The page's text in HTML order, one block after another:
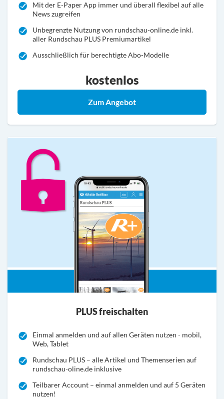
Mit der E-Paper App immer und überall flexibel auf alle
News zugreifen
Unbegrenzte Nutzung von rundschau-online.de inkl.
aller Rundschau PLUS Premiumartikel
Ausschließlich für berechtigte Abo-Modelle
kostenlos
Zum AngebotE-Paper & PLUS
PLUS freischalten
Einmal anmelden und auf allen Geräten nutzen - mobil,
Web, Tablet
Rundschau PLUS – alle Artikel und Themenserien auf
rundschau-oline.de inklusive
Teilbarer Account – einmal anmelden und auf 5 Geräten
nutzen!